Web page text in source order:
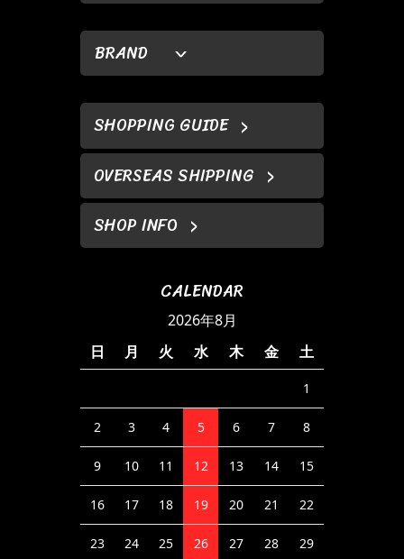
BRAND
SHOPPING GUIDE
OVERSEAS SHIPPING
SHOP INFO
CALENDAR
2026年8月
日
月 火 水 木 金 土
1
2 3 4 5 6 7 8
9 10 11 12 13 14 15
16 17 18 19 20 21 22
23 24 25 26 27 28 29